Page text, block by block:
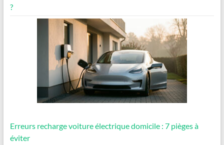
?
Erreurs recharge voiture électrique domicile : 7 pièges à
éviter